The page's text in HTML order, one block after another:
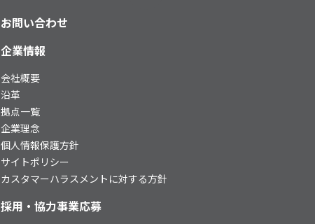
お問い合わせ
企業情報
会社概要
沿革
拠点一覧
企業理念
個人情報保護方針
サイトポリシー
カスタマーハラスメントに対する方針
採用・協力事業応募